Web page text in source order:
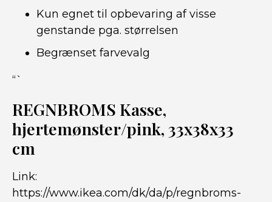
Kun egnet til opbevaring af visse
genstande pga. størrelsen
Begrænset farvevalg
“`
REGNBROMS Kasse,
hjertemønster/pink, 33x38x33
cm
Link:
https://www.ikea.com/dk/da/p/regnbroms-